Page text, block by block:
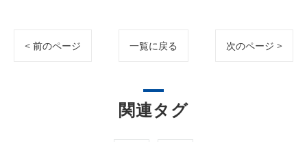
< 前のページ 一覧に戻る 次のページ >
関連タグ